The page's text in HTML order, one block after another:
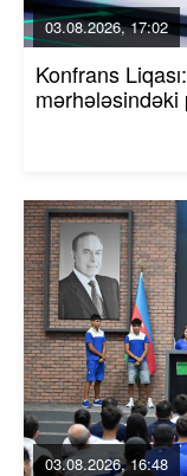
03.08.2026, 17:02
Konfrans
03.08.2026, 16:48